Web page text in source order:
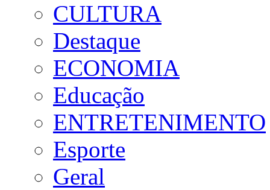
CULTURA
Destaque
ECONOMIA
Educação
ENTRETENIMENTO
Esporte
Geral